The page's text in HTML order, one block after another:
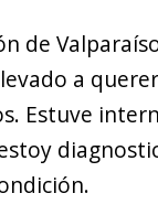
de
a
Estuve